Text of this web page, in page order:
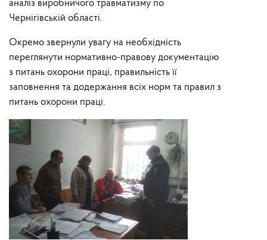
аналіз виробничого травматизму по
Чернігівській області.
Окремо звернули увагу на необхідність
переглянути нормативно-правову документацію
з питань охорони праці, правильність її
заповнення та додержання всіх норм та правил з
питань охорони праці.